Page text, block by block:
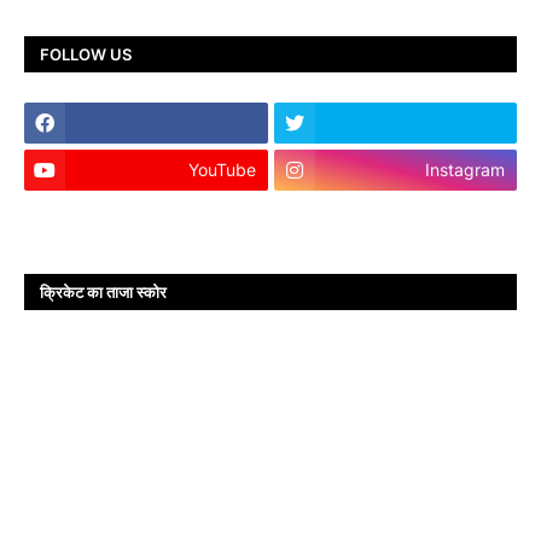
FOLLOW US
YouTube Instagram
क्रिकेट का ताजा स्कोर